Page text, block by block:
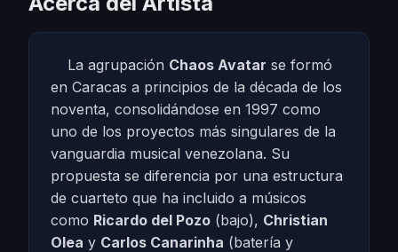
La agrupación Chaos Avatar se formó
en Caracas a principios de la década de los
noventa, consolidándose en 1997 como
uno de los proyectos más singulares de la
vanguardia musical venezolana. Su
propuesta se diferencia por una estructura
de cuarteto que ha incluido a músicos
como Ricardo del Pozo (bajo), Christian
Olea y Carlos Canarinha (batería y